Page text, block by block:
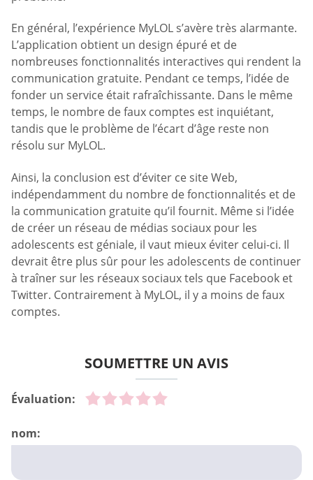
En général, l’expérience MyLOL s’avère très alarmante.
L’application obtient un design épuré et de
nombreuses fonctionnalités interactives qui rendent la
communication gratuite. Pendant ce temps, l’idée de
fonder un service était rafraîchissante. Dans le même
temps, le nombre de faux comptes est inquiétant,
tandis que le problème de l’écart d’âge reste non
résolu sur MyLOL.
Ainsi, la conclusion est d’éviter ce site Web,
indépendamment du nombre de fonctionnalités et de
la communication gratuite qu’il fournit. Même si l’idée
de créer un réseau de médias sociaux pour les
adolescents est géniale, il vaut mieux éviter celui-ci. Il
devrait être plus sûr pour les adolescents de continuer
à traîner sur les réseaux sociaux tels que Facebook et
Twitter. Contrairement à MyLOL, il y a moins de faux
comptes.
SOUMETTRE UN AVIS
Évaluation:
nom: